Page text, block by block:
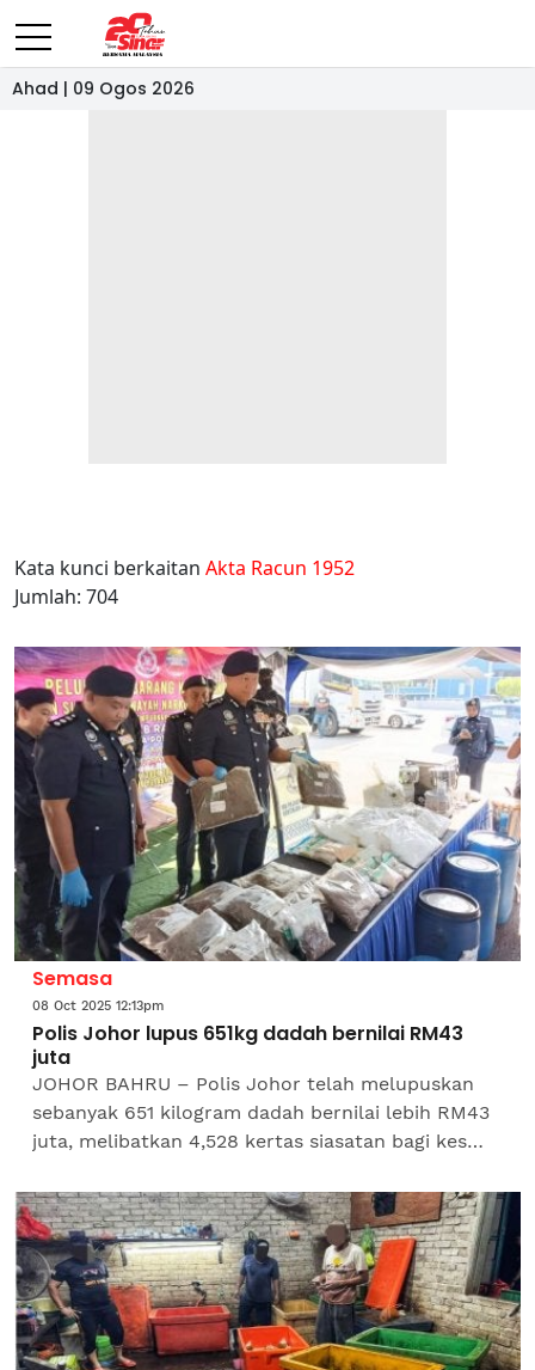
Ahad | 09 Ogos 2026
Kata kunci berkaitan Akta Racun 1952
Jumlah: 704
Semasa
08 Oct 2025 12:13pm
Polis Johor lupus 651kg dadah bernilai RM43
juta
JOHOR BAHRU – Polis Johor telah melupuskan
sebanyak 651 kilogram dadah bernilai lebih RM43
juta, melibatkan 4,528 kertas siasatan bagi kes
tahun 2000...